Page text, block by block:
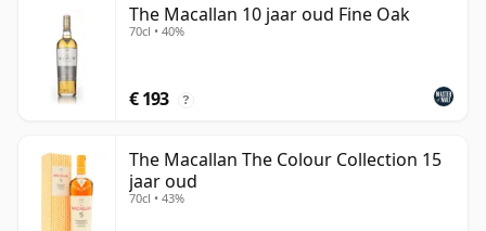
The Macallan 10 jaar oud Fine Oak
70cl • 40%
€ 193 ?
The Macallan The Colour Collection 15
jaar oud
70cl • 43%